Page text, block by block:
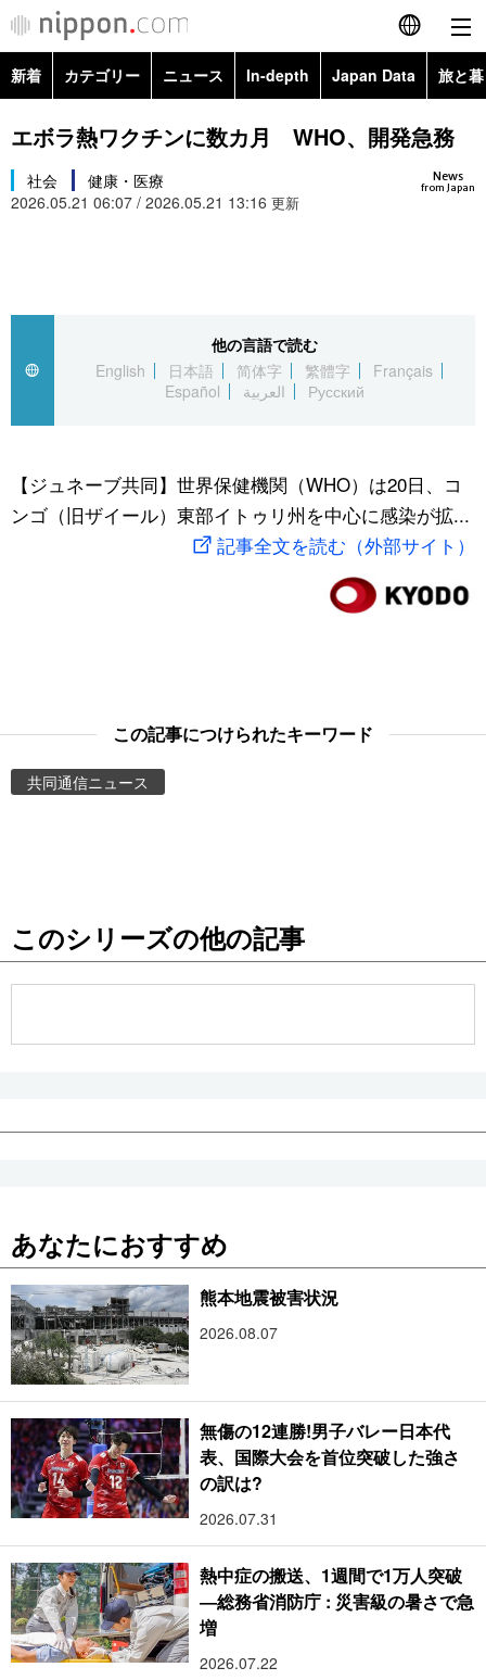
English
简体字
カテゴリー
文化
動画/Live
Images
お知らせ
新着 カテゴリー ニュース In-depth Japan Data 旅と
政治・外交
経済・ビジネス
スポーツ・東京2020
Topics
Images
エボラ熱ワクチンに数カ月 WHO、開発急務
News
from Japan
社会
健康・医療
2026.05.21 06:07 / 2026.05.21 13:16 更新
他の言語で読む
English
日本語 简体字 繁體字
Français
Español
العربية Русский
【ジュネーブ共同】世界保健機関（WHO）は20日、コ
ンゴ（旧ザイール）東部イトゥリ州を中心に感染が拡...
記事全文を読む（外部サイト）
この記事につけられたキーワード
共同通信ニュース
このシリーズの他の記事
あなたにおすすめ
熊本地震被害状況
2026.08.07
無傷の12連勝!男子バレー日本代
表、国際大会を首位突破した強さ
の訳は?
2026.07.31
熱中症の搬送、1週間で1万人突破
―総務省消防庁 : 災害級の暑さで急
増
2026.07.22